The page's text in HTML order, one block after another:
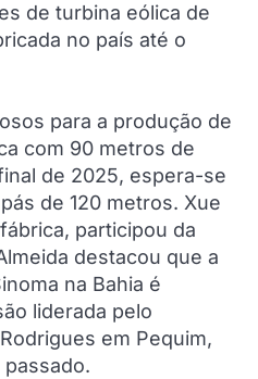
de turbina eólica de
no país até o
para a produção de
com 90 metros de
de 2025, espera-se
de 120 metros. Xue
participou da
destacou que a
na Bahia é
liderada pelo
em Pequim,
passado.